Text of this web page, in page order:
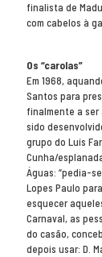
finalista de
com cabelos à
Os “carolas”
Em 1968,
Santos para
finalmente a
sido
grupo do Luís
Cunha/
Águas: “pedia-
Lopes Paulo
esquecer
Carnaval, as
do casão,
depois usar: D.